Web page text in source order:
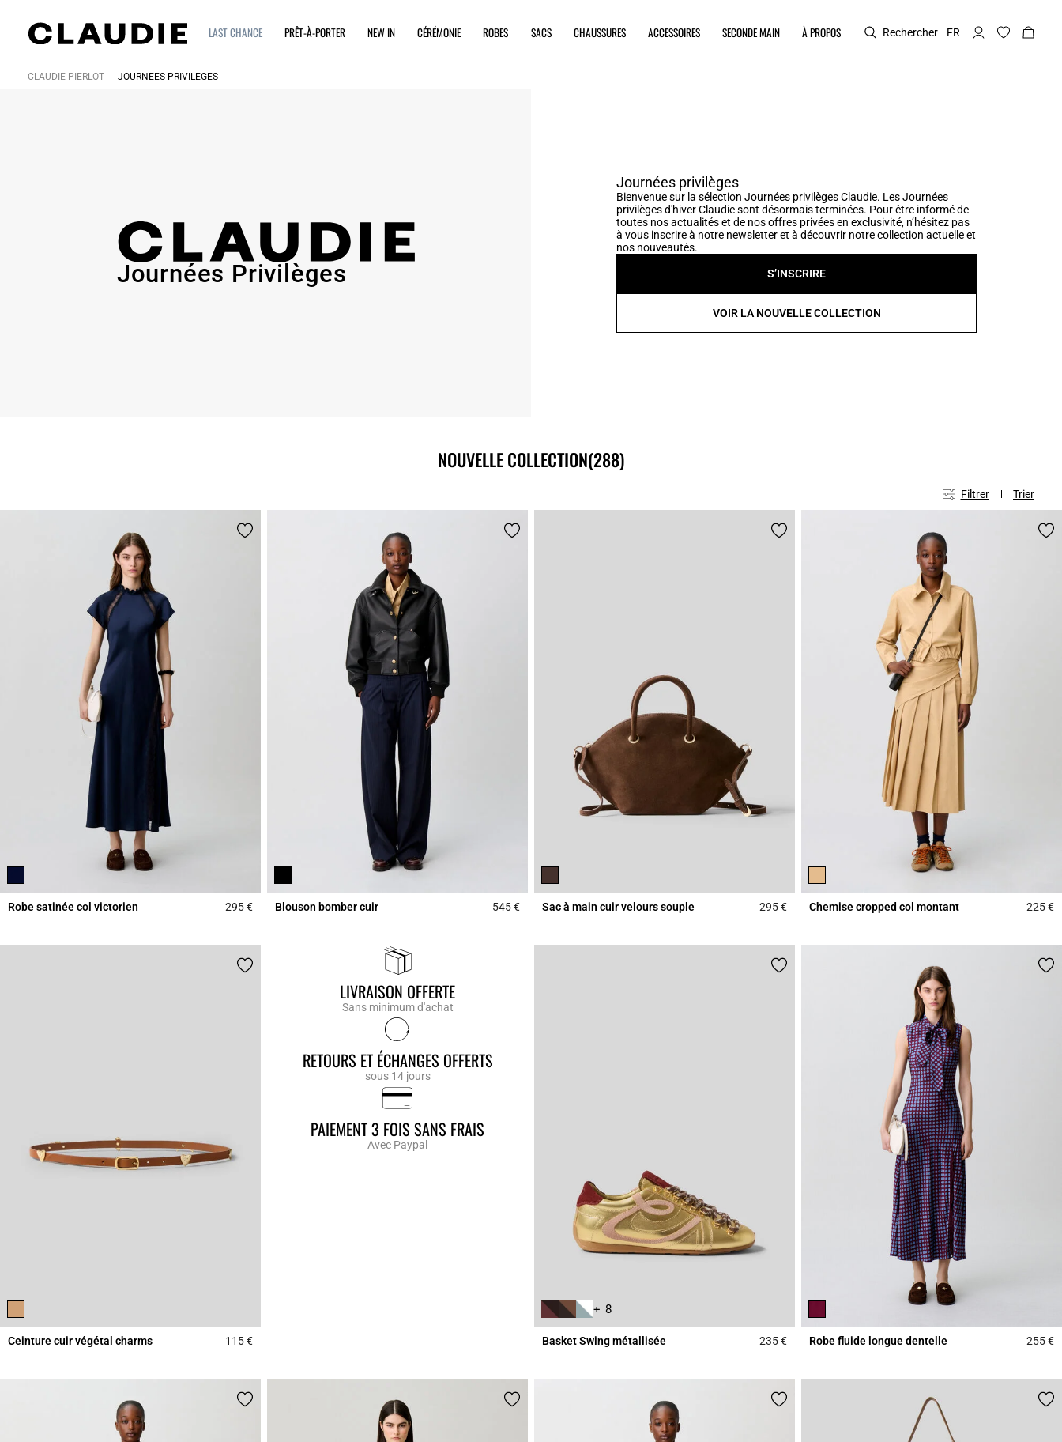
LAST CHANCE PRÊT-À-PORTER NEW IN CÉRÉMONIE ROBES SACS CHAUSSURES ACCESSOIRES SECONDE MAIN À PROPOS Rechercher FR
CLAUDIE PIERLOT JOURNÉES PRIVILÈGES
Journées Privilèges
Journées privilèges
Bienvenue sur la sélection Journées privilèges Claudie. Les Journées
privilèges d'hiver Claudie sont désormais terminées. Pour être informé de
toutes nos actualités et de nos offres privées en exclusivité, n’hésitez pas
à vous inscrire à notre newsletter et à découvrir notre collection actuelle et
nos nouveautés.
S’INSCRIRE
VOIR LA NOUVELLE COLLECTION
NOUVELLE COLLECTION(288)
Filtrer Trier
Robe satinée col victorien 295 €5 out of 5 Customer Rating
Blouson bomber cuir 545 €5 out of 5 Customer Rating
Sac à main cuir velours souple 295 €4,3 out of 5 Customer Rating
Chemise cropped col montant 225 €
Ceinture cuir végétal charms 115 €4,5 out of 5 Customer Rating
LIVRAISON OFFERTE
Sans minimum d'achat
RETOURS ET ÉCHANGES OFFERTS
sous 14 jours
PAIEMENT 3 FOIS SANS FRAIS
Avec Paypal
+ 8
Basket Swing métallisée 235 €4,2 out of 5 Customer Rating
Robe fluide longue dentelle 255 €5